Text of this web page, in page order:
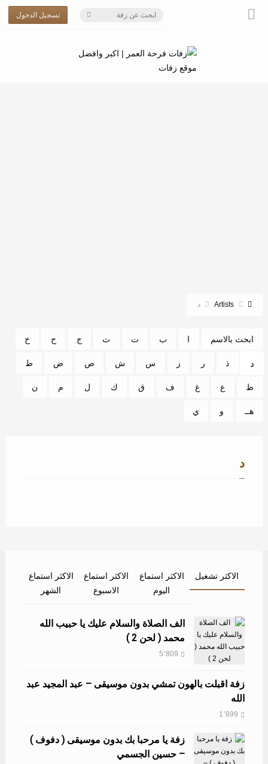
تسجيل الدخول
Artists د
ابحث بالاسم ا ب ت ث ج ح خ
د ذ ر ز س ش ص ض ط
ظ ع غ ف ق ك ل م ن
هــ و ي
د
الاكثر تشغيل
الاكثر استماع
اليوم
الاكثر استماع
الاسبوع
الاكثر استماع
الشهر
الف الصلاة والسلام عليك يا حبيب الله
محمد ( لحن 2 )
5٬809
زفة اقبلت بالهون تمشي بدون موسيقى – عبد المجيد عبد
الله
1٬899
زفة يا مرحبا بك بدون موسيقى ( دفوف )
– حسين الجسمي